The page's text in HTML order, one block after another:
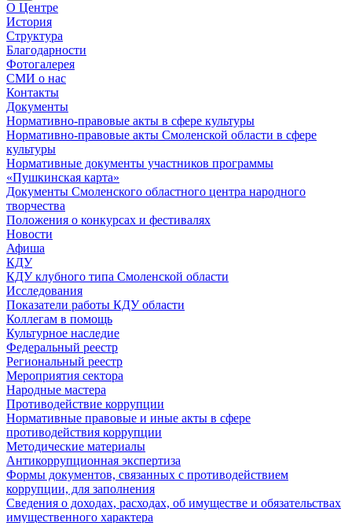
О Центре
История
Структура
Благодарности
Фотогалерея
СМИ о нас
Контакты
Документы
Нормативно-правовые акты в сфере культуры
Нормативно-правовые акты Смоленской области в сфере
культуры
Нормативные документы участников программы
«Пушкинская карта»
Документы Смоленского областного центра народного
творчества
Положения о конкурсах и фестивалях
Новости
Афиша
КДУ
КДУ клубного типа Смоленской области
Исследования
Показатели работы КДУ области
Коллегам в помощь
Культурное наследие
Федеральный реестр
Региональный реестр
Мероприятия сектора
Народные мастера
Противодействие коррупции
Нормативные правовые и иные акты в сфере
противодействия коррупции
Методические материалы
Антикоррупционная экспертиза
Формы документов, связанных с противодействием
коррупции, для заполнения
Сведения о доходах, расходах, об имуществе и обязательствах
имущественного характера